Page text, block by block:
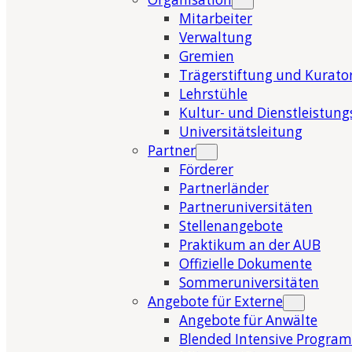
Mitarbeiter
Verwaltung
Gremien
Trägerstiftung und
Lehrstühle
Kultur- und
Universitätsleitung
Partner
Förderer
Partnerländer
Partneruniversitäten
Stellenangebote
Praktikum an der AUB
Offizielle Dokumente
Sommeruniversitäten
Angebote für Externe
Angebote für Anwälte
Blended Intensive Program